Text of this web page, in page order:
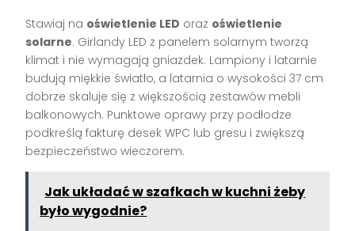
Stawiaj na oświetlenie LED oraz oświetlenie
solarne. Girlandy LED z panelem solarnym tworzą
klimat i nie wymagają gniazdek. Lampiony i latarnie
budują miękkie światło, a latarnia o wysokości 37 cm
dobrze skaluje się z większością zestawów mebli
balkonowych. Punktowe oprawy przy podłodze
podkreślą fakturę desek WPC lub gresu i zwiększą
bezpieczeństwo wieczorem.
Jak układać w szafkach w kuchni żeby
było wygodnie?